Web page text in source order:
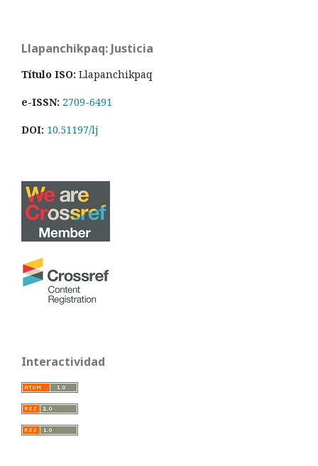
Llapanchikpaq: Justicia
Título ISO: Llapanchikpaq
e-ISSN: 2709-6491
DOI: 10.51197/lj
Interactividad